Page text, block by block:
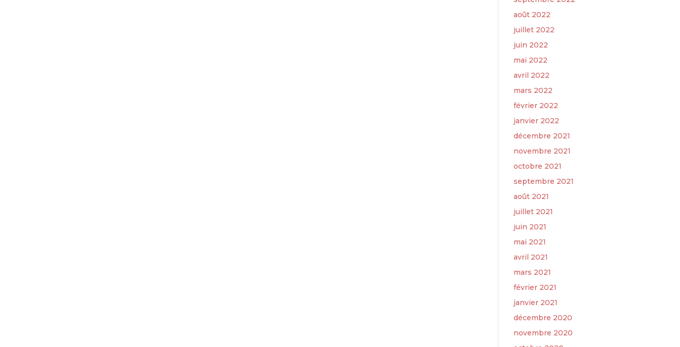
août 2022
juillet 2022
juin 2022
mai 2022
avril 2022
mars 2022
février 2022
janvier 2022
décembre 2021
novembre 2021
octobre 2021
septembre 2021
août 2021
juillet 2021
juin 2021
mai 2021
avril 2021
mars 2021
février 2021
janvier 2021
décembre 2020
novembre 2020